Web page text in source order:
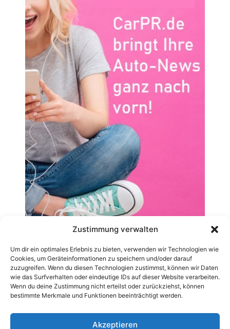
Zustimmung verwalten
Um dir ein optimales Erlebnis zu bieten, verwenden wir Technologien wie
Cookies, um Geräteinformationen zu speichern und/oder darauf
zuzugreifen. Wenn du diesen Technologien zustimmst, können wir Daten
wie das Surfverhalten oder eindeutige IDs auf dieser Website verarbeiten.
Wenn du deine Zustimmung nicht erteilst oder zurückziehst, können
bestimmte Merkmale und Funktionen beeinträchtigt werden.
Akzeptieren